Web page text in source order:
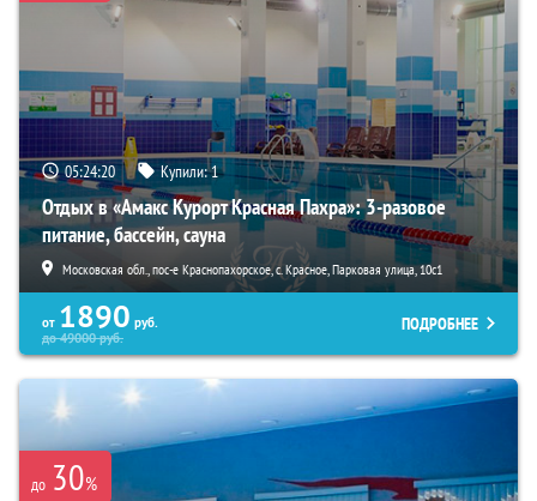
05:24:19 Купили:1
Отдых в «Амакс Курорт ‎Красная Пахра»: 3-разовое
питание, бассейн, сауна
Московская обл., пос-е Краснопахорское, с. Красное, Парковая улица, 10с1
от 1890 руб.
до49000руб.
ПОДРОБНЕЕ
до 30%